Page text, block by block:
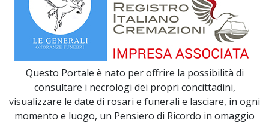
Questo Portale è nato per offrire la possibilità di
consultare i necrologi dei propri concittadini,
visualizzare le date di rosari e funerali e lasciare, in ogni
momento e luogo, un Pensiero di Ricordo in omaggio